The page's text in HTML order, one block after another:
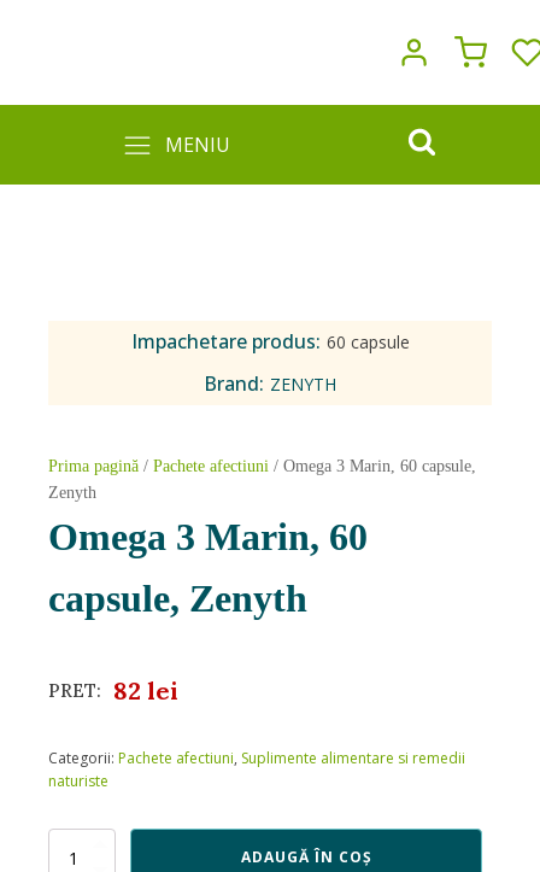
MENIU
Impachetare produs: 60 capsule
Brand: ZENYTH
Prima pagină / Pachete afectiuni / Omega 3 Marin, 60 capsule,
Zenyth
Omega 3 Marin, 60
capsule, Zenyth
PRET: 82 lei
Categorii: Pachete afectiuni, Suplimente alimentare si remedii
naturiste
Cantitate
ADAUGĂ ÎN COȘ